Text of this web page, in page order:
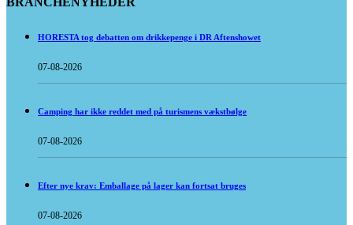
HORESTA tog debatten om drikkepenge i DR Aftenshowet
07-08-2026
Camping har ikke reddet med på turismens vækstbølge
07-08-2026
Efter nye krav: Emballage på lager kan fortsat bruges
07-08-2026